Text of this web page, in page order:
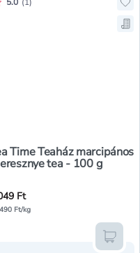
a kedvencekhez, Tea
a bevásárló listára, Tea
Time Teaház marcipános
tea - 100 g
Ft
Ft/kg